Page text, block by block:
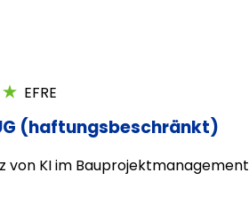
EFRE
(haftungsbeschränkt)
von KI im Bauprojektmanagement